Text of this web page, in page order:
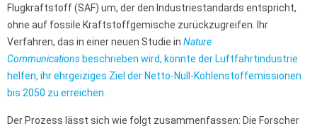
Flugkraftstoff (SAF) um, der den Industriestandards entspricht,
ohne auf fossile Kraftstoffgemische zurückzugreifen. Ihr
Verfahren, das in einer neuen Studie in Nature
Communications beschrieben wird, könnte der Luftfahrtindustrie
helfen, ihr ehrgeiziges Ziel der Netto-Null-Kohlenstoffemissionen
bis 2050 zu erreichen.
Der Prozess lässt sich wie folgt zusammenfassen: Die Forscher